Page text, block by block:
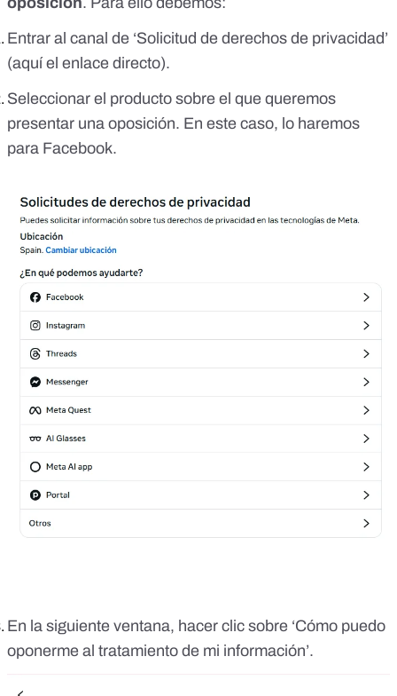
Entrar al canal de ‘Solicitud de derechos de privacidad’
(aquí el enlace directo).
Seleccionar el producto sobre el que queremos
presentar una oposición. En este caso, lo haremos
para Facebook.
En la siguiente ventana, hacer clic sobre ‘Cómo puedo
oponerme al tratamiento de mi información’.